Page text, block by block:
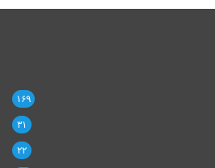
۱۶۹
۳۱
۲۲